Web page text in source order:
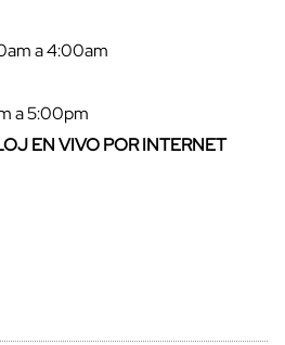
a 4:00am
a 5:00pm
EN VIVO POR INTERNET